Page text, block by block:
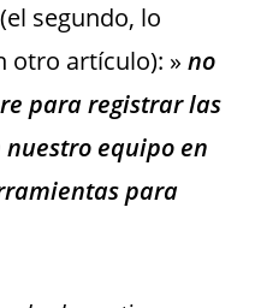
segundo, lo
otro artículo): »no
para registrar las
nuestro equipo en
para